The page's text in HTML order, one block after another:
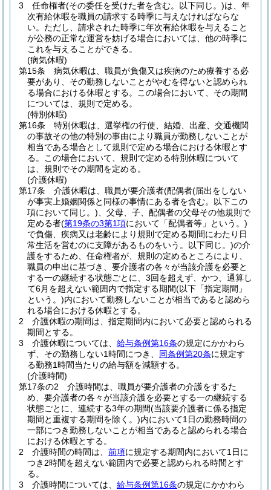
3
任命権者(その委任を受けた者を含む。以下同じ。)は、年
次有給休暇を職員の請求する時季に与えなければならな
い。 ただし、請求された時季に年次有給休暇を与えること
が公務の正常な運営を妨げる場合においては、他の時季に
これを与えることができる。
(病気休暇)
第15条
病気休暇は、職員が負傷又は疾病のため療養する必
要があり、その勤務しないことがやむを得ないと認められ
る場合における休暇とする。
この場合において、その期間
については、規則で定める。
(特別休暇)
第16条
特別休暇は、選挙権の行使、結婚、出産、交通機関
の事故その他の特別の事由により職員が勤務しないことが
相当である場合として規則で定める場合における休暇とす
る。
この場合において、規則で定める特別休暇について
は、規則でその期間を定める。
(介護休暇)
第17条
介護休暇は、職員が要介護者(配偶者(届出をしない
が事実上婚姻関係と同様の事情にある者を含む。以下この
項において同じ。) 、父母、子、配偶者の父母その他規則で
定める者(第19条の3第1項において「配偶者等」という。)
で負傷、疾病又は老齢により規則で定める期間にわたり日
常生活を営むのに支障があるものをいう。以下同じ。)の介
護をするため、任命権者が、規則の定めるところにより、
職員の申出に基づき、要介護者の各々が当該介護を必要と
する一の継続する状態ごとに、3回を超えず、かつ、通算し
て6月を超えない範囲内で指定する期間(以下「指定期間」
という。)内において勤務しないことが相当であると認めら
れる場合における休暇とする。
2
介護休暇の期間は、指定期間内において必要と認められる
期間とする。
3
介護休暇については、 給与条例第16条の規定にかかわら
ず、その勤務しない1時間につき、 同条例第20条に規定す
る勤務1時間当たりの給与額を減額する。
(介護時間)
第17条の2
介護時間は、職員が要介護者の介護をするた
め、要介護者の各々が当該介護を必要とする一の継続する
状態ごとに、連続する3年の期間(当該要介護者に係る指定
期間と重複する期間を除く。)内において1日の勤務時間の
一部につき勤務しないことが相当であると認められる場合
における休暇とする。
2
介護時間の時間は、 前項に規定する期間内において1日に
つき2時間を超えない範囲内で必要と認められる時間とす
る。
3
介護時間については、 給与条例第16条の規定にかかわら